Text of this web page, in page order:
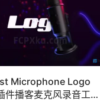
Microphone Logo
件播客麦克风录音工作